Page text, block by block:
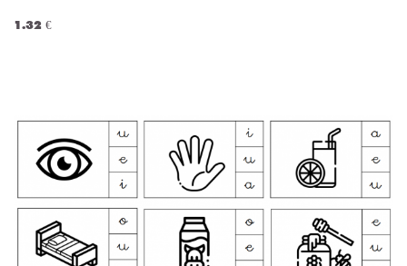
1.32 €